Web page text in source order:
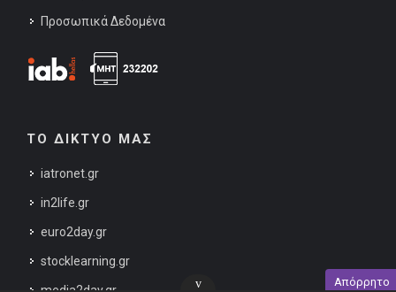
Προσωπικά Δεδομένα
ΤΟ ΔΙΚΤΥΟ ΜΑΣ
iatronet.gr
in2life.gr
euro2day.gr
stocklearning.gr
Απόρρητο
v